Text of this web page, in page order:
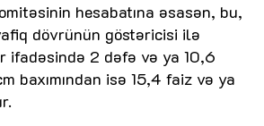
hesabatına əsasən, bu,
dövrünün göstəricisi ilə
ifadəsində 2 dəfə və ya 10,6
baxımından isə 15,4 faiz və ya